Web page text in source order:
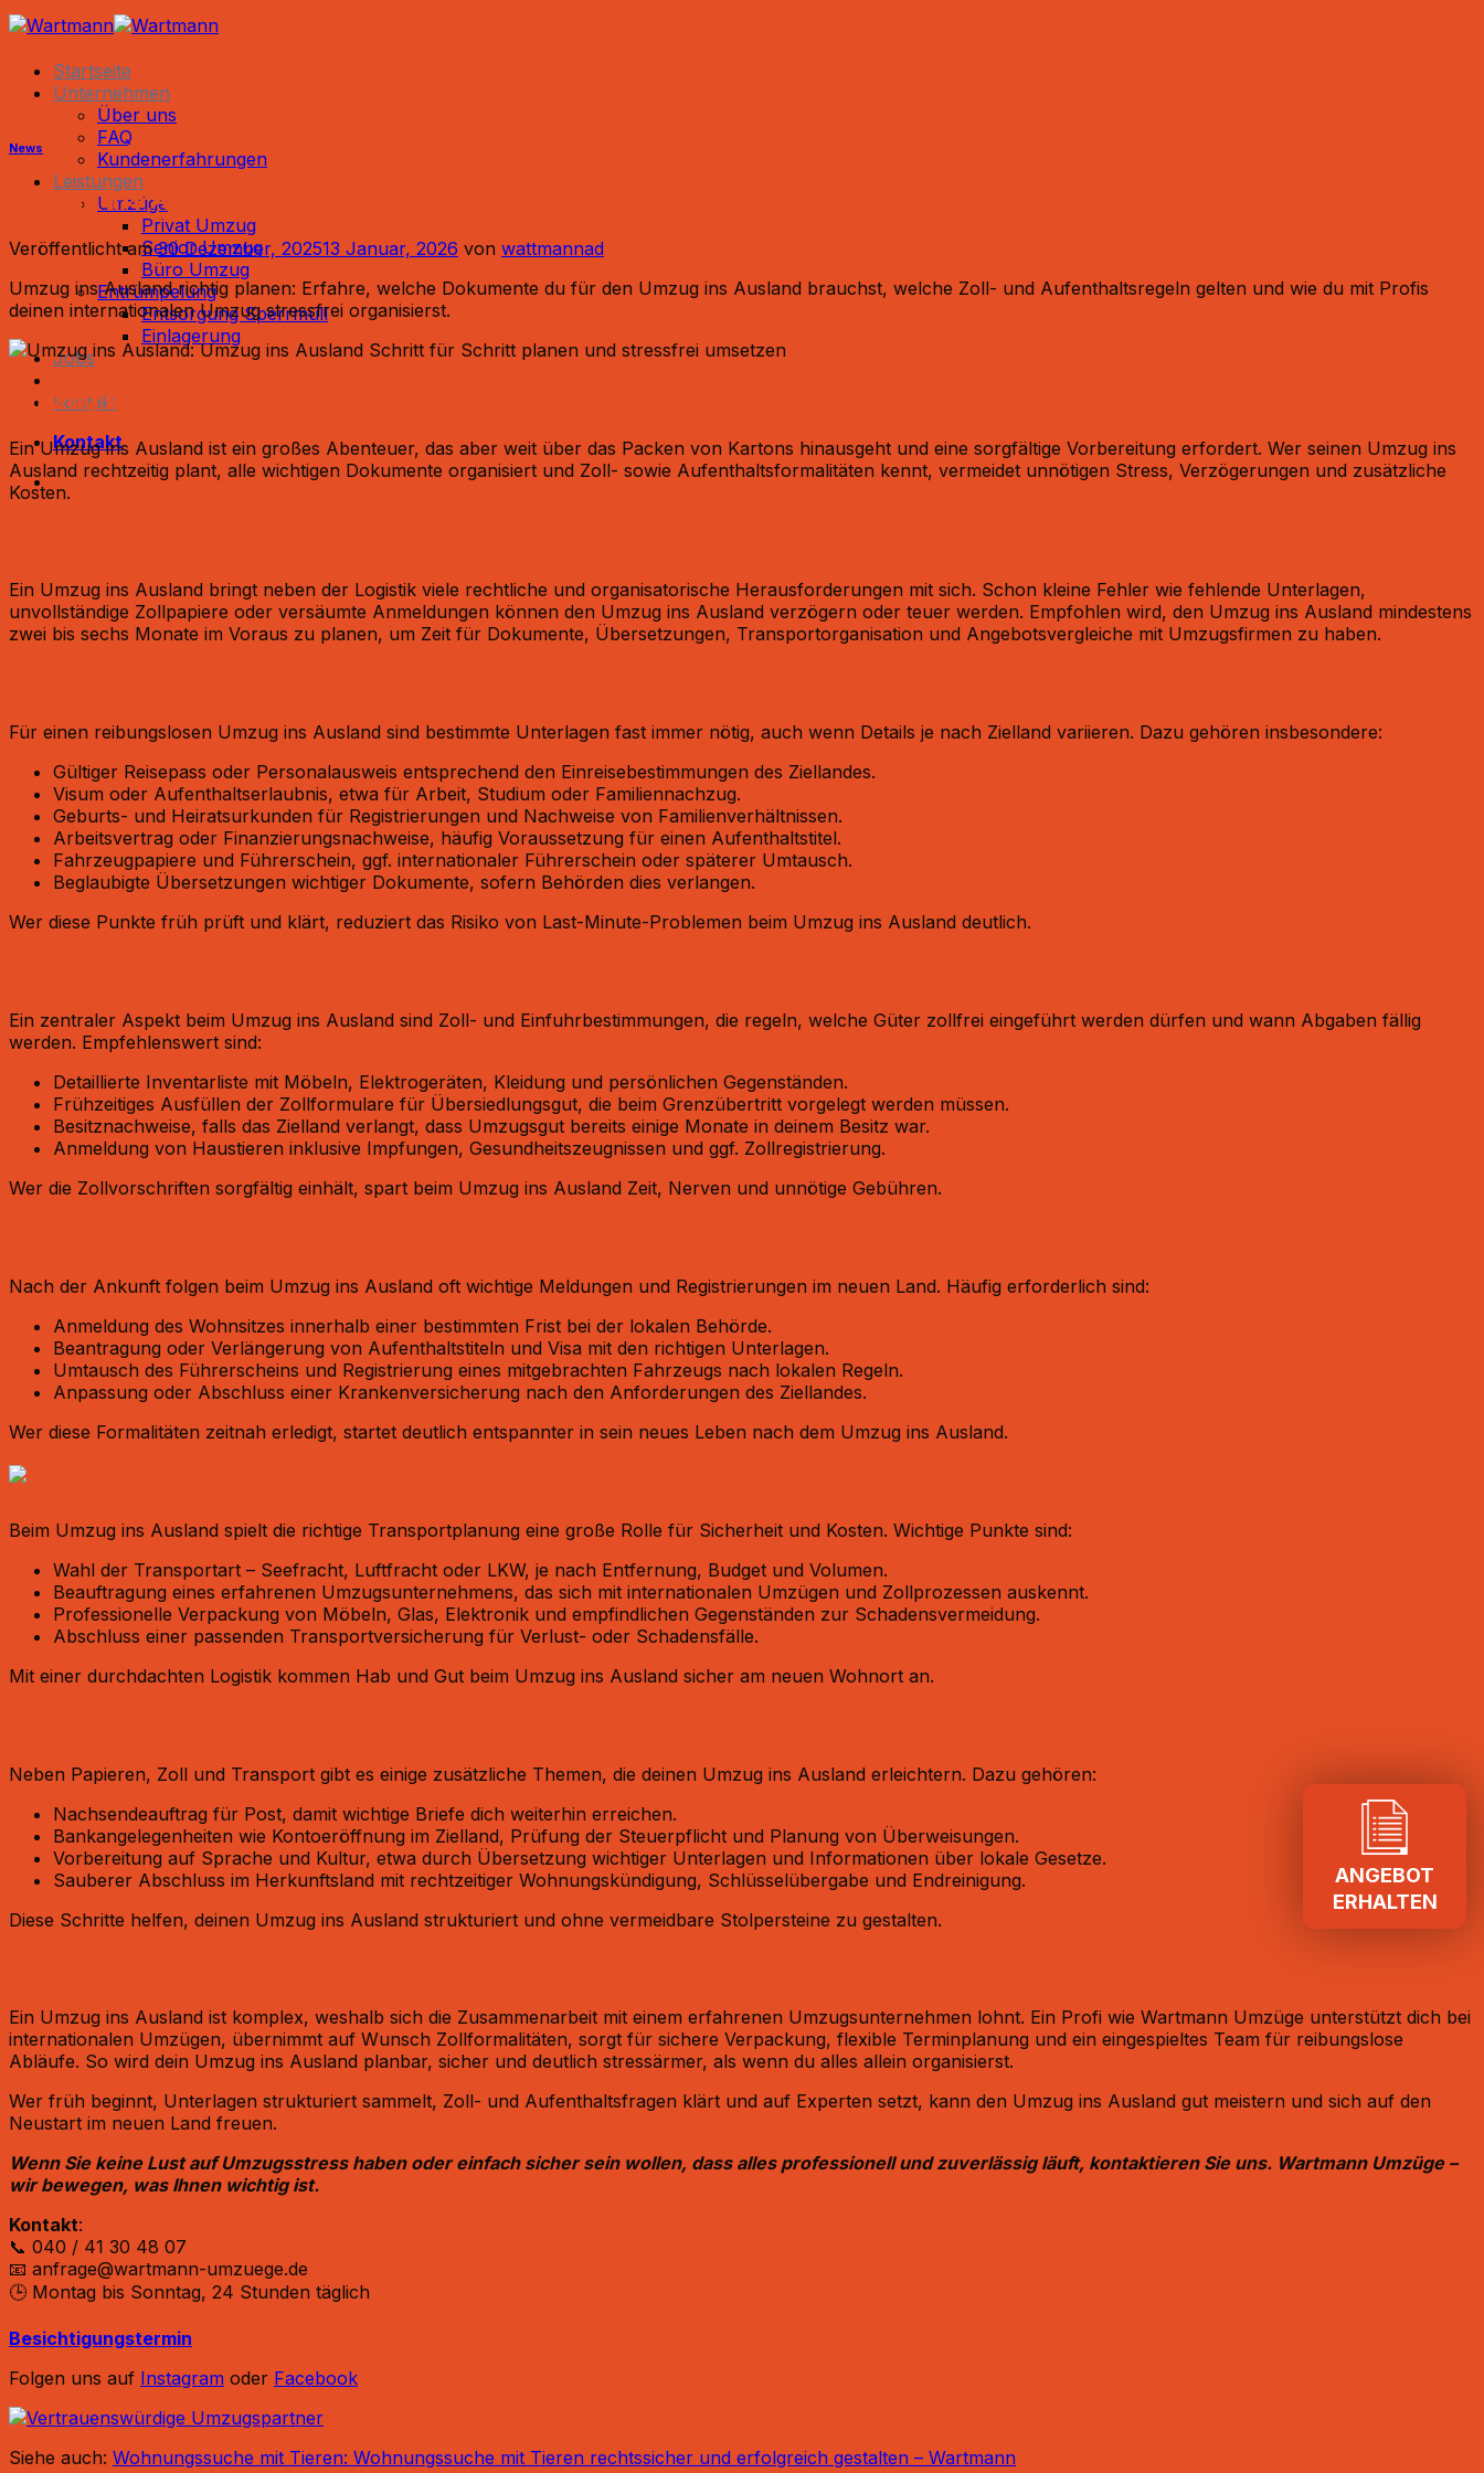
Zum
Inhalt
springenStartseite
Unternehmen
Über uns
FAQ
Kundenerfahrungen
Leistungen
Umzüge
Privat Umzug
Senior Umzug
Büro Umzug
Entrümpelung
Entsorgung Sperrmüll
Einlagerung
Jobs
Kontakt
Kontakt
News
Umzug ins Ausland: Umzug ins Ausland Schritt für Schritt planen und stressfrei umsetzen
Veröffentlicht am30 Dezember, 202513 Januar, 2026 von wattmannad
Umzug ins Ausland richtig planen: Erfahre, welche Dokumente du für den Umzug ins Ausland brauchst, welche Zoll- und Aufenthaltsregeln gelten und wie du mit Profis
deinen internationalen Umzug stressfrei organisierst.​
Umzug ins Ausland: Wie du deinen Umzug ins Ausland richtig planst und stressfrei meisterst
Ein Umzug ins Ausland ist ein großes Abenteuer, das aber weit über das Packen von Kartons hinausgeht und eine sorgfältige Vorbereitung erfordert. Wer seinen Umzug ins
Ausland rechtzeitig plant, alle wichtigen Dokumente organisiert und Zoll- sowie Aufenthaltsformalitäten kennt, vermeidet unnötigen Stress, Verzögerungen und zusätzliche
Kosten.​
Ein Umzug ins Ausland bringt neben der Logistik viele rechtliche und organisatorische Herausforderungen mit sich. Schon kleine Fehler wie fehlende Unterlagen,
unvollständige Zollpapiere oder versäumte Anmeldungen können den Umzug ins Ausland verzögern oder teuer werden. Empfohlen wird, den Umzug ins Ausland mindestens
zwei bis sechs Monate im Voraus zu planen, um Zeit für Dokumente, Übersetzungen, Transportorganisation und Angebotsvergleiche mit Umzugsfirmen zu haben.​
Für einen reibungslosen Umzug ins Ausland sind bestimmte Unterlagen fast immer nötig, auch wenn Details je nach Zielland variieren. Dazu gehören insbesondere:​
Gültiger Reisepass oder Personalausweis entsprechend den Einreisebestimmungen des Ziellandes.​
Visum oder Aufenthaltserlaubnis, etwa für Arbeit, Studium oder Familiennachzug.​
Geburts- und Heiratsurkunden für Registrierungen und Nachweise von Familienverhältnissen.​
Arbeitsvertrag oder Finanzierungsnachweise, häufig Voraussetzung für einen Aufenthaltstitel.​
Fahrzeugpapiere und Führerschein, ggf. internationaler Führerschein oder späterer Umtausch.​
Beglaubigte Übersetzungen wichtiger Dokumente, sofern Behörden dies verlangen.​
Wer diese Punkte früh prüft und klärt, reduziert das Risiko von Last-Minute-Problemen beim Umzug ins Ausland deutlich.​
Ein zentraler Aspekt beim Umzug ins Ausland sind Zoll- und Einfuhrbestimmungen, die regeln, welche Güter zollfrei eingeführt werden dürfen und wann Abgaben fällig
werden. Empfehlenswert sind:​
Detaillierte Inventarliste mit Möbeln, Elektrogeräten, Kleidung und persönlichen Gegenständen.​
Frühzeitiges Ausfüllen der Zollformulare für Übersiedlungsgut, die beim Grenzübertritt vorgelegt werden müssen.​
Besitznachweise, falls das Zielland verlangt, dass Umzugsgut bereits einige Monate in deinem Besitz war.​
Anmeldung von Haustieren inklusive Impfungen, Gesundheitszeugnissen und ggf. Zollregistrierung.​
Wer die Zollvorschriften sorgfältig einhält, spart beim Umzug ins Ausland Zeit, Nerven und unnötige Gebühren.​
Nach der Ankunft folgen beim Umzug ins Ausland oft wichtige Meldungen und Registrierungen im neuen Land. Häufig erforderlich sind:​
Anmeldung des Wohnsitzes innerhalb einer bestimmten Frist bei der lokalen Behörde.​
Beantragung oder Verlängerung von Aufenthaltstiteln und Visa mit den richtigen Unterlagen.​
Umtausch des Führerscheins und Registrierung eines mitgebrachten Fahrzeugs nach lokalen Regeln.​
Anpassung oder Abschluss einer Krankenversicherung nach den Anforderungen des Ziellandes.​
Wer diese Formalitäten zeitnah erledigt, startet deutlich entspannter in sein neues Leben nach dem Umzug ins Ausland.​
Beim Umzug ins Ausland spielt die richtige Transportplanung eine große Rolle für Sicherheit und Kosten. Wichtige Punkte sind:​
Wahl der Transportart – Seefracht, Luftfracht oder LKW, je nach Entfernung, Budget und Volumen.​
Beauftragung eines erfahrenen Umzugsunternehmens, das sich mit internationalen Umzügen und Zollprozessen auskennt.​
Professionelle Verpackung von Möbeln, Glas, Elektronik und empfindlichen Gegenständen zur Schadensvermeidung.​
Abschluss einer passenden Transportversicherung für Verlust- oder Schadensfälle.​
Mit einer durchdachten Logistik kommen Hab und Gut beim Umzug ins Ausland sicher am neuen Wohnort an.​
Neben Papieren, Zoll und Transport gibt es einige zusätzliche Themen, die deinen Umzug ins Ausland erleichtern. Dazu gehören:​
Nachsendeauftrag für Post, damit wichtige Briefe dich weiterhin erreichen.​
Bankangelegenheiten wie Kontoeröffnung im Zielland, Prüfung der Steuerpflicht und Planung von Überweisungen.​
Vorbereitung auf Sprache und Kultur, etwa durch Übersetzung wichtiger Unterlagen und Informationen über lokale Gesetze.​
Sauberer Abschluss im Herkunftsland mit rechtzeitiger Wohnungs­kündigung, Schlüsselübergabe und Endreinigung.​
Diese Schritte helfen, deinen Umzug ins Ausland strukturiert und ohne vermeidbare Stolpersteine zu gestalten.​
Ein Umzug ins Ausland ist komplex, weshalb sich die Zusammenarbeit mit einem erfahrenen Umzugsunternehmen lohnt. Ein Profi wie Wartmann Umzüge unterstützt dich bei
internationalen Umzügen, übernimmt auf Wunsch Zollformalitäten, sorgt für sichere Verpackung, flexible Terminplanung und ein eingespieltes Team für reibungslose
Abläufe. So wird dein Umzug ins Ausland planbar, sicher und deutlich stressärmer, als wenn du alles allein organisierst.​
Wer früh beginnt, Unterlagen strukturiert sammelt, Zoll- und Aufenthaltsfragen klärt und auf Experten setzt, kann den Umzug ins Ausland gut meistern und sich auf den
Neustart im neuen Land freuen.
Wenn Sie keine Lust auf Umzugsstress haben oder einfach sicher sein wollen, dass alles professionell und zuverlässig läuft, kontaktieren Sie uns. Wartmann Umzüge –
wir bewegen, was Ihnen wichtig ist.
Kontakt:
📞 040 / 41 30 48 07
📧 anfrage@wartmann-umzuege.de
🕒 Montag bis Sonntag, 24 Stunden täglich
Besichtigungstermin
Folgen uns auf Instagram oder Facebook
Siehe auch: Wohnungssuche mit Tieren: Wohnungssuche mit Tieren rechtssicher und erfolgreich gestalten – Wartmann
ANGEBOT
ERHALTEN